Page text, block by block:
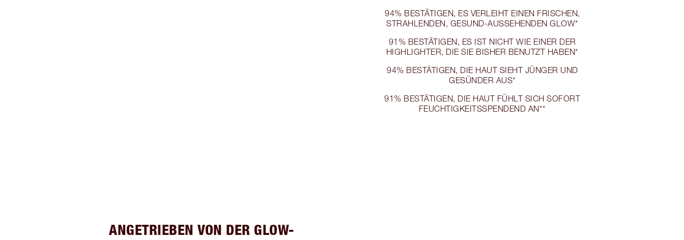
94% BESTÄTIGEN, ES VERLEIHT EINEN FRISCHEN,
STRAHLENDEN, GESUND-AUSSEHENDEN GLOW*
91% BESTÄTIGEN, ES IST NICHT WIE EINER DER
HIGHLIGHTER, DIE SIE BISHER BENUTZT HABEN*
94% BESTÄTIGEN, DIE HAUT SIEHT JÜNGER UND
GESÜNDER AUS*
91% BESTÄTIGEN, DIE HAUT FÜHLT SICH SOFORT
FEUCHTIGKEITSSPENDEND AN**
ANGETRIEBEN VON DER GLOW-